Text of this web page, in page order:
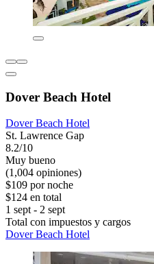
Dover Beach Hotel
Dover Beach Hotel
St. Lawrence Gap
8.2/10
Muy bueno
(1,004 opiniones)
$109 por noche
$124 en total
1 sept - 2 sept
Total con impuestos y cargos
Dover Beach Hotel